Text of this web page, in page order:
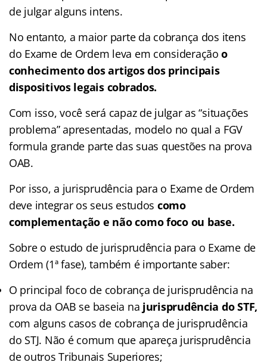
de julgar alguns intens.
No entanto, a maior parte da cobrança dos itens
do Exame de Ordem leva em consideraçãoo
conhecimento dos artigos dos principais
dispositivos legais cobrados.
Com isso, você será capaz de julgar as “situações
problema” apresentadas, modelo no qual a FGV
formula grande parte das suas questões na prova
OAB.
Por isso, a jurisprudência para o Exame de Ordem
deve integrar os seus estudos como
complementação e não como foco ou base.
Sobre o estudo de jurisprudência para o Exame de
Ordem (1ª fase), também é importante saber:
O principal foco de cobrança de jurisprudência na
prova da OAB se baseia na jurisprudência do STF,
com alguns casos de cobrança de jurisprudência
do STJ. Não é comum que apareça jurisprudência
de outros Tribunais Superiores;